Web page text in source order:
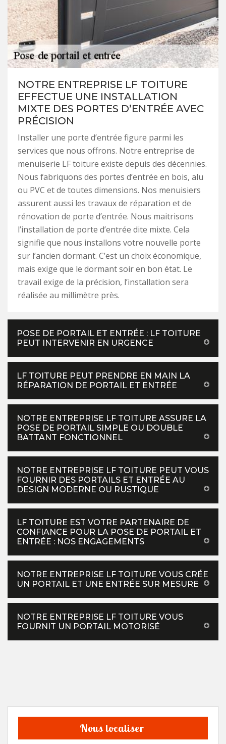
NOTRE ENTREPRISE LF TOITURE
EFFECTUE UNE INSTALLATION
MIXTE DES PORTES D’ENTRÉE AVEC
PRÉCISION
Installer une porte d’entrée figure parmi les
services que nous offrons. Notre entreprise de
menuiserie LF toiture existe depuis des décennies.
Nous fabriquons des portes d’entrée en bois, alu
ou PVC et de toutes dimensions. Nos menuisiers
assurent aussi les travaux de réparation et de
rénovation de porte d’entrée. Nous maitrisons
l’installation de porte d’entrée dite mixte. Cela
signifie que nous installons votre nouvelle porte
sur l’ancien dormant. C’est un choix économique,
mais exige que le dormant soir en bon état. Le
travail exige de la précision, l’installation sera
réalisée au millimètre près.
POSE DE PORTAIL ET ENTRÉE : LF TOITURE
PEUT INTERVENIR EN URGENCE
LF TOITURE PEUT PRENDRE EN MAIN LA
RÉPARATION DE PORTAIL ET ENTRÉE
NOTRE ENTREPRISE LF TOITURE ASSURE LA
POSE DE PORTAIL SIMPLE OU DOUBLE
BATTANT FONCTIONNEL
NOTRE ENTREPRISE LF TOITURE PEUT VOUS
FOURNIR DES PORTAILS ET ENTRÉE AU
DESIGN MODERNE OU RUSTIQUE
LF TOITURE EST VOTRE PARTENAIRE DE
CONFIANCE POUR LA POSE DE PORTAIL ET
ENTRÉE : NOS ENGAGEMENTS
NOTRE ENTREPRISE LF TOITURE VOUS CRÉE
UN PORTAIL ET UNE ENTRÉE SUR MESURE
NOTRE ENTREPRISE LF TOITURE VOUS
FOURNIT UN PORTAIL MOTORISÉ
Nous localiser